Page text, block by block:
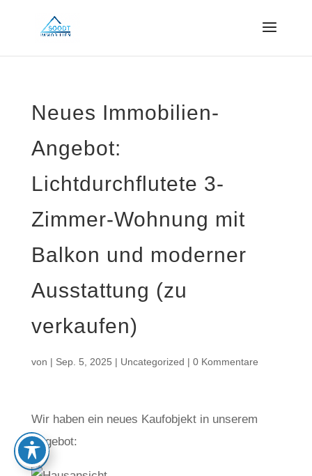
Neues Immobilien-
Angebot:
Lichtdurchflutete 3-
Zimmer-Wohnung mit
Balkon und moderner
Ausstattung (zu
verkaufen)
von | Sep. 5, 2025 | Uncategorized | 0 Kommentare
Wir haben ein neues Kaufobjekt in unserem
Angebot: